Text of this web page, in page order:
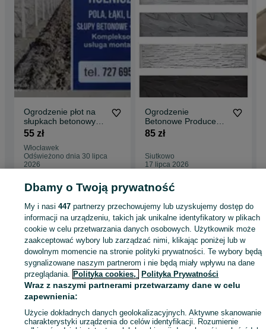
Ogrodzenie płot na
słupkach betonowych
siatka leśna
55 zł
Włocławek
Odświeżono dnia 30 lipca
2026
Ogrodzenie
Betonowe Producent
Różne Wzory Od Ręki
85 zł
Siutkowo
17 lipca 2026
Strona główna Budowa i Remont Bramy i ogrodzenia Przęsła
Przęsła -
Kujawsko-pomorskie
Przęsła - Topólka
KATEGORIA
ID:805725634 Wyświetlenia:
Zadzwoń / SMS Wyślij wiadomość
Dbamy o Twoją prywatność
My i nasi447 partnerzy przechowujemy lub uzyskujemy dostęp do
informacji na urządzeniu, takich jak unikalne identyfikatory w plikach
cookie w celu przetwarzania danych osobowych. Użytkownik może
zaakceptować wybory lub zarządzać nimi, klikając poniżej lub w
dowolnym momencie na stronie polityki prywatności. Te wybory będą
sygnalizowane naszym partnerom i nie będą miały wpływu na dane
przeglądania. Polityka cookies, Polityka Prywatności
Wraz z naszymi partnerami przetwarzamy dane w celu
zapewnienia:
Użycie dokładnych danych geolokalizacyjnych. Aktywne skanowanie
charakterystyki urządzenia do celów identyfikacji. Rozumienie